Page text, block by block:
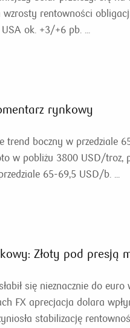
wzrosty rentowności
ok. +3/+6 pb. ...
rynkowy
trend boczny w przedziale
w pobliżu 3800 USD/
65-69,5 USD/b. ...
Złoty pod presją
się nieznacznie do
FX aprecjacja dolara
stabilizację